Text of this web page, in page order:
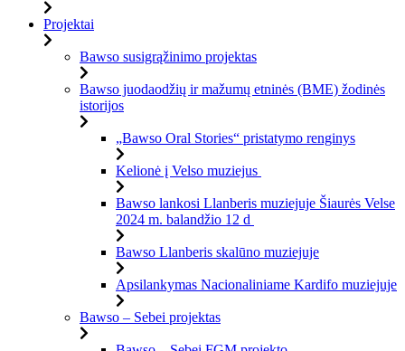
Projektai
Bawso susigrąžinimo projektas
Bawso juodaodžių ir mažumų etninės (BME) žodinės
istorijos
„Bawso Oral Stories“ pristatymo renginys
Kelionė į Velso muziejus
Bawso lankosi Llanberis muziejuje Šiaurės Velse
2024 m. balandžio 12 d
Bawso Llanberis skalūno muziejuje
Apsilankymas Nacionaliniame Kardifo muziejuje
Bawso – Sebei projektas